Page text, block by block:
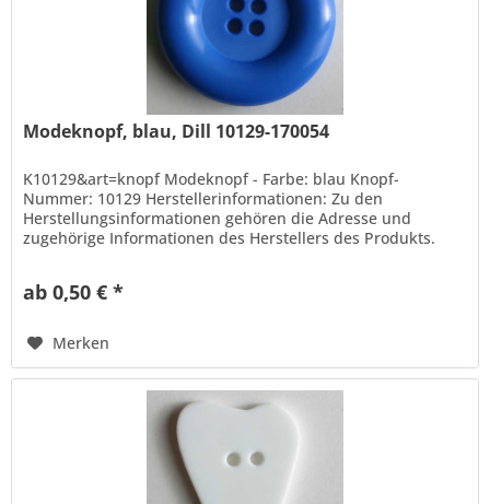
Modeknopf, blau, Dill 10129-170054
K10129&art=knopf Modeknopf - Farbe: blau Knopf-
Nummer: 10129 Herstellerinformationen: Zu den
Herstellungsinformationen gehören die Adresse und
zugehörige Informationen des Herstellers des Produkts.
ab 0,50 € *
Merken